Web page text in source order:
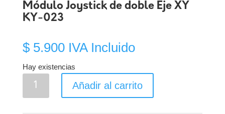
Módulo Joystick de doble Eje XY
KY-023
$5.900 IVA Incluido
Hay existencias
Módulo
Añadir al carrito